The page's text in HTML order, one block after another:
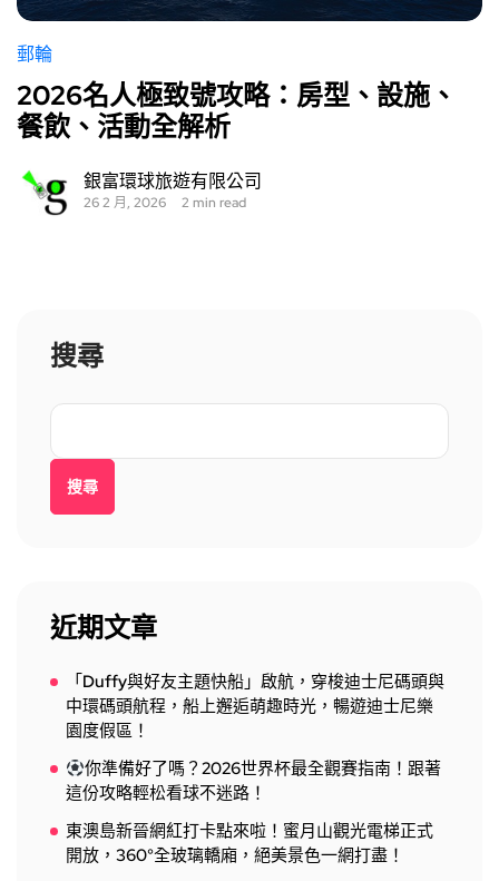
郵輪
2026名人極致號攻略：房型、設施、
餐飲、活動全解析
銀富環球旅遊有限公司
26 2 月, 2026 2 min read
搜尋
搜尋
近期文章
「Duffy與好友主題快船」啟航，穿梭迪士尼碼頭與
中環碼頭航程，船上邂逅萌趣時光，暢遊迪士尼樂
園度假區！
你準備好了嗎？2026世界杯最全觀賽指南！跟著
這份攻略輕松看球不迷路！
東澳島新晉網紅打卡點來啦！蜜月山觀光電梯正式
開放，360°全玻璃轎廂，絕美景色一網打盡！